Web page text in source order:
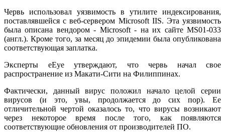
Червь использовал уязвимость в утилите индексирования,
поставлявшейся с веб-сервером Microsoft IIS. Эта уязвимость
была описана вендором - Microsoft - на их сайте MS01-033
(англ.). Кроме того, за месяц до эпидемии была опубликована
соответствующая заплатка.
Эксперты eEye утверждают, что червь начал свое
распространение из Макати-Сити на Филиппинах.
Фактически, данный вирус положил начало целой серии
вирусов (и это, увы, продолжается до сих пор). Ее
отличительной чертой оказалось то, что вирусы возникают
через некоторое время после того, как появляются
соответствующие обновления от производителей ПО.